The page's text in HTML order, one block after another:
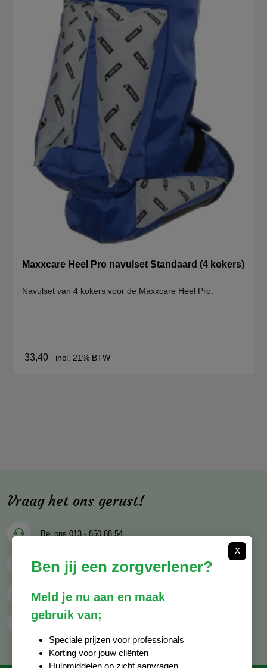
Maxxcare Heel Pro navulset Standaard (4 kokers)
Navulset van 4 kokers voor de Maxxcare Heel Pro.
33,40 incl. 21% BTW
Vraag het ons gerust!
Bel ons 013 - 850 88 54
Mail onsinfo@decocare.nl
Whatsapp 06 - 81 38 59 03
x
Ben jij een zorgverlener?
Meld je nu aan en maak
gebruik van;
Speciale prijzen voor professionals
Korting voor jouw cliënten
Hulpmiddelen op zicht aanvragen